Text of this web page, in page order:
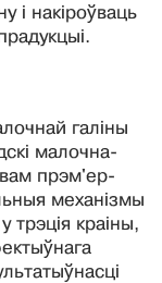
і накіроўваць
галіны
малочна-
прэм'ер-
механізмы
трэція краіны,